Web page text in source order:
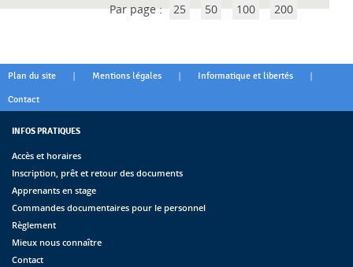
Par page : 25 50 100 200
Plan du site | Mentions légales | Informatique et libertés |
Contact
INFOS PRATIQUES
Accès et horaires
Inscription, prêt et retour des documents
Apprenants en stage
Commandes documentaires pour le personnel
Règlement
Mieux nous connaître
Contact